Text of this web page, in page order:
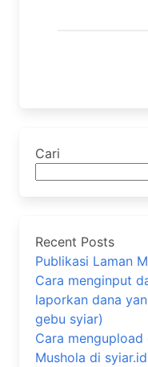
Cari
Recent Posts
Publikasi Laman
Cara menginput
laporkan dana
gebu syiar)
Cara
Mushola di syiar.id